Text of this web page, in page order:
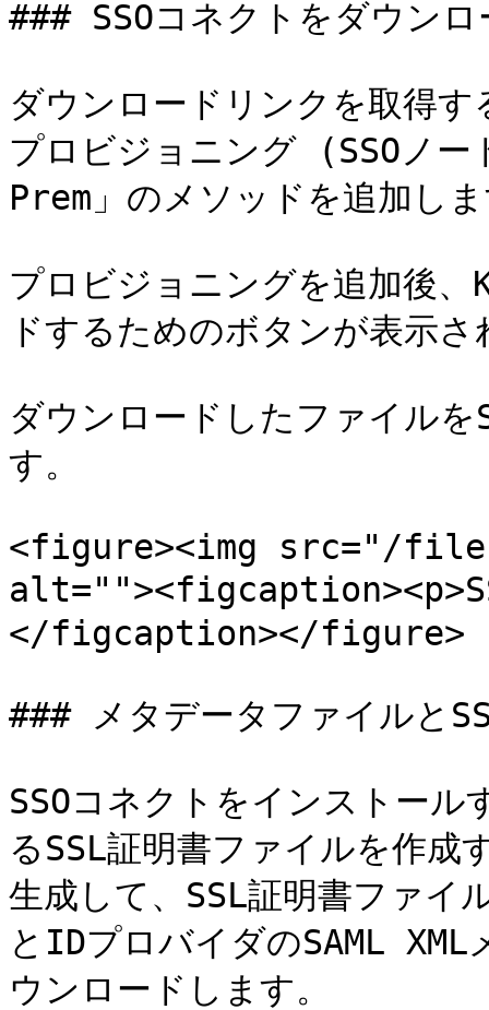
### SSOコネクトをダウンロ
ダウンロードリンクを取得
プロビジョニング (SSOノ
Prem」のメソッドを追加し
プロビジョニングを追加後
ドするためのボタンが表示さ
ダウンロードしたファイルを
す。
<figure><img src="/files/
</figcaption></figure>
### メタデータファイルと
SSOコネクトをインストー
るSSL証明書ファイルを作成
生成して、SSL証明書フ
とIDプロバイダのSAML
ウンロードします。